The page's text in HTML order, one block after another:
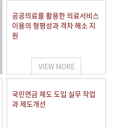
공공의료를 활용한 의료서비스
이용의 형평성과 격차 해소 지
원
VIEW MORE
국민연금 제도 도입 실무 작업
과 제도개선